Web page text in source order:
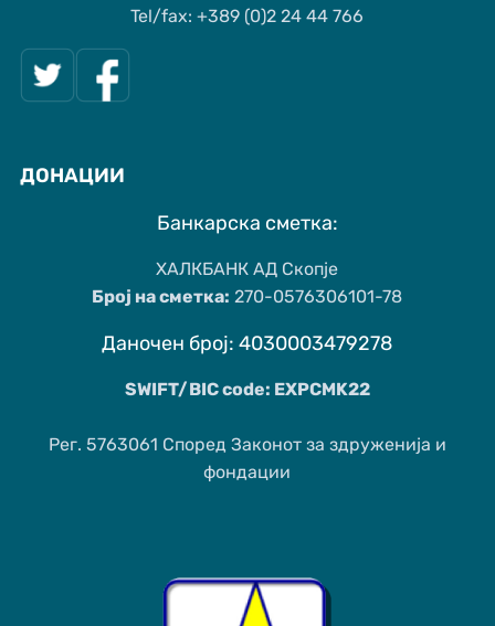
Tel/fax: +389 (0)2 24 44 766
ДОНАЦИИ
Банкарска сметка:
ХАЛКБАНК АД Скопје
Број на сметка: 270-0576306101-78
Даночен број: 4030003479278
SWIFT/BIC code: EXPCMK22
Рег. 5763061 Според Законот за здруженија и
фондации